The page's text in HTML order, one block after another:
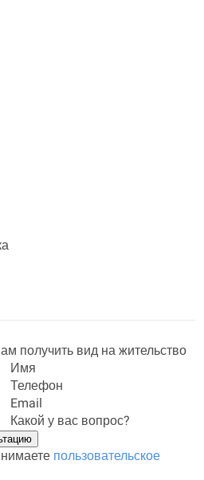
получить вид на жительство
Имя
Телефон
Email
Какой у вас вопрос?
пользовательское